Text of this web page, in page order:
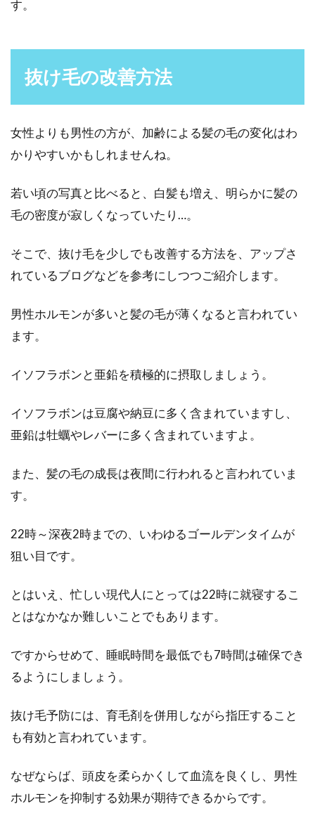
す。
抜け毛の改善方法
女性よりも男性の方が、加齢による髪の毛の変化はわ
かりやすいかもしれませんね。
若い頃の写真と比べると、白髪も増え、明らかに髪の
毛の密度が寂しくなっていたり…。
そこで、抜け毛を少しでも改善する方法を、アップさ
れているブログなどを参考にしつつご紹介します。
男性ホルモンが多いと髪の毛が薄くなると言われてい
ます。
イソフラボンと亜鉛を積極的に摂取しましょう。
イソフラボンは豆腐や納豆に多く含まれていますし、
亜鉛は牡蠣やレバーに多く含まれていますよ。
また、髪の毛の成長は夜間に行われると言われていま
す。
22時～深夜2時までの、いわゆるゴールデンタイムが
狙い目です。
とはいえ、忙しい現代人にとっては22時に就寝するこ
とはなかなか難しいことでもあります。
ですからせめて、睡眠時間を最低でも7時間は確保でき
るようにしましょう。
抜け毛予防には、育毛剤を併用しながら指圧すること
も有効と言われています。
なぜならば、頭皮を柔らかくして血流を良くし、男性
ホルモンを抑制する効果が期待できるからです。